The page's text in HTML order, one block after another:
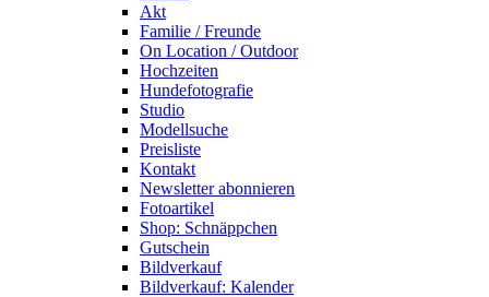
Akt
Familie / Freunde
On Location / Outdoor
Hochzeiten
Hundefotografie
Studio
Modellsuche
Preisliste
Kontakt
Newsletter abonnieren
Fotoartikel
Shop: Schnäppchen
Gutschein
Bildverkauf
Bildverkauf: Kalender